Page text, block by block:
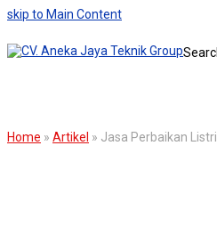
skip to Main Content
Home » Artikel » Jasa Perbaikan